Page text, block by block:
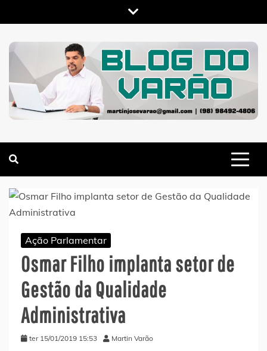
to
content
Ação Parlamentar
Osmar Filho implanta setor de
Gestão da Qualidade
Administrativa
ter 15/01/2019 15:53 Martin Varão